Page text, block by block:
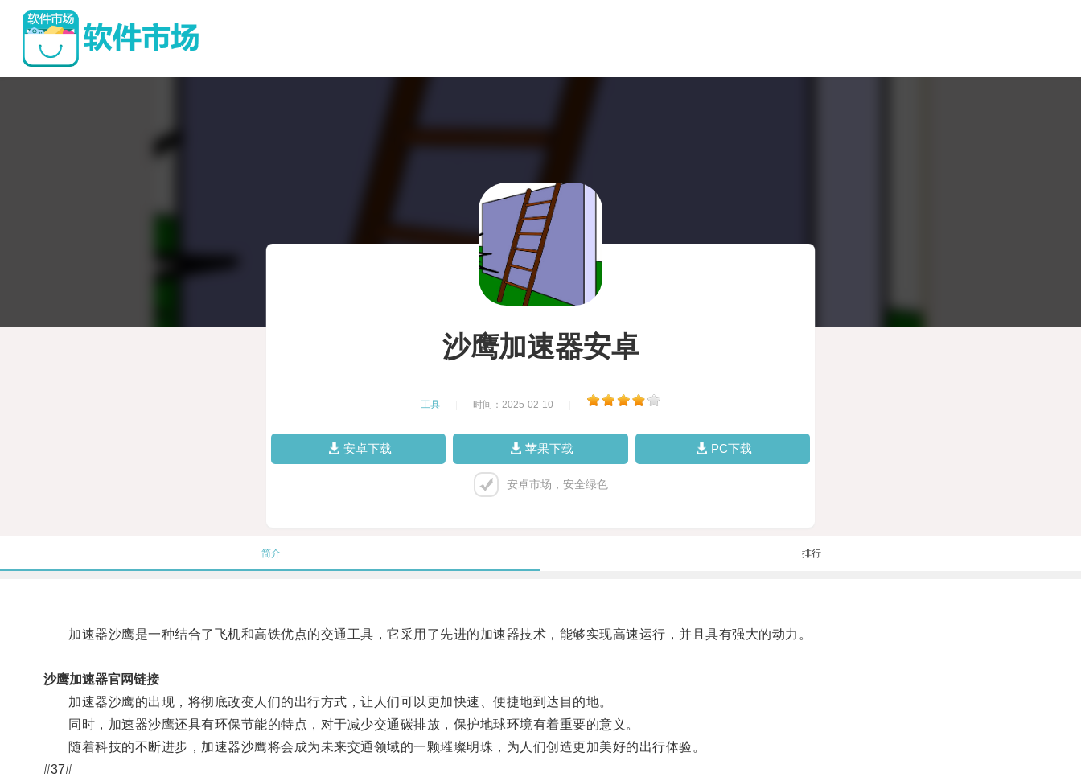
沙鹰加速器安卓
工具 时间：2025-02-10
安卓下载 苹果下载 PC下载
安卓市场，安全绿色
简介 排行
加速器沙鹰是一种结合了飞机和高铁优点的交通工具，它采用了先进的加速器技术，能够实现高速运行，并且具有强大的动力。
沙鹰加速器官网链接
加速器沙鹰的出现，将彻底改变人们的出行方式，让人们可以更加快速、便捷地到达目的地。
同时，加速器沙鹰还具有环保节能的特点，对于减少交通碳排放，保护地球环境有着重要的意义。
随着科技的不断进步，加速器沙鹰将会成为未来交通领域的一颗璀璨明珠，为人们创造更加美好的出行体验。
#37#